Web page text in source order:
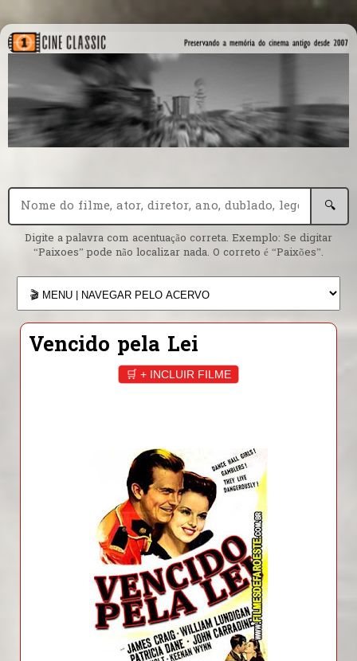
🔍
Digite a palavra com acentuação correta. Exemplo: Se digitar
“Paixoes” pode não localizar nada. O correto é “Paixões”.
Vencido pela Lei
🛒 + INCLUIR FILME